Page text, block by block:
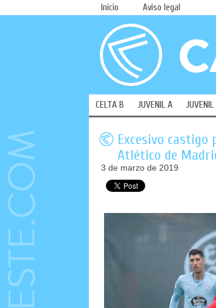
Inicio Aviso legal
CELTA B JUVENIL A JUVENIL
Excesivo
Atlético de
3 de marzo de 2019